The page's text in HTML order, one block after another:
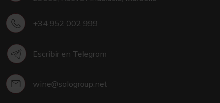
+34 952 002 999
Escribir en Telegram
wine@sologroup.net